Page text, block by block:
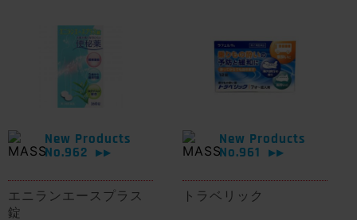
New Products
No.962
▶▶
エニランエースプラス
錠
New Products
No.961
▶▶
トラベリック